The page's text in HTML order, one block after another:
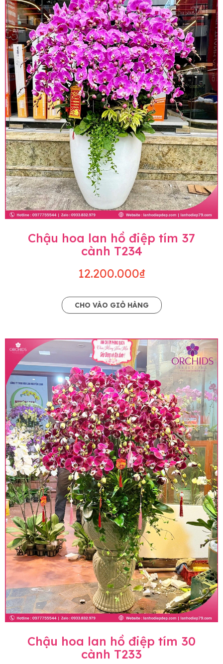
Chậu hoa lan hồ điệp tím 37
cành T234
12.200.000₫
CHO VÀO GIỎ HÀNG
Chậu hoa lan hồ điệp tím 30
cành T233